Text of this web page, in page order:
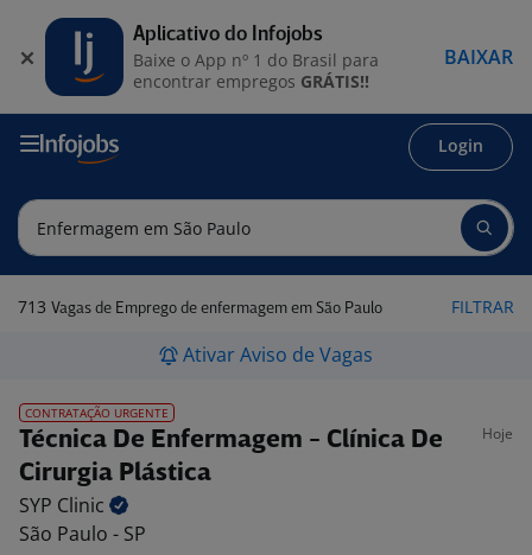
Login
713 Vagas de Emprego de enfermagem em São Paulo FILTRAR
Ativar Aviso de Vagas
CONTRATAÇÃO URGENTE
Técnica De Enfermagem - Clínica De
Cirurgia Plástica
Hoje
SYP Clinic
São Paulo - SP
Aplicativo do Infojobs
Baixe o App nº 1 do Brasil para
encontrar empregos GRÁTIS!!
BAIXAR